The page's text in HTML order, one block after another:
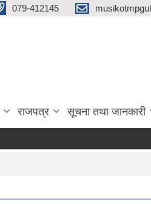
079-412145
राजपत्र सूचना तथा जानकारी